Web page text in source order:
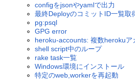
configをjsonやyamlで出力
最終DeployのコミットID一覧取
pg:psql
GPG error
heroku-accounts: 複数herokuア
shell script中のループ
rake task一覧
Windows環境にインストール
特定のweb,workerを再起動